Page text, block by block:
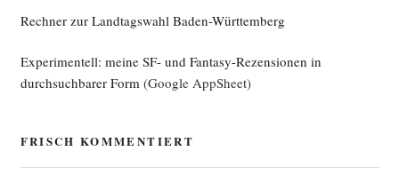
Rechner zur Landtagswahl Baden-Württemberg
Experimentell: meine SF- und Fantasy-Rezensionen in
durchsuchbarer Form(Google AppSheet)
FRISCH KOMMENTIERT